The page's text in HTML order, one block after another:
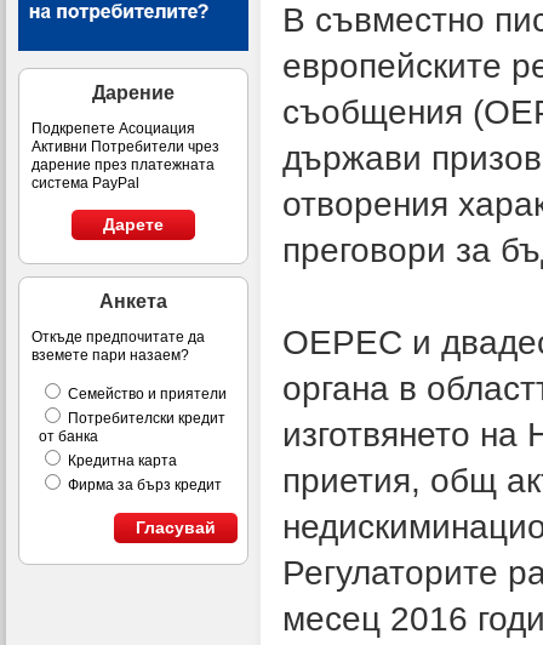
Дарение
Подкрепете Асоциация
Активни Потребители чрез
дарение през платежната
система PayPal
Дарете
Анкета
Откъде предпочитате да
вземете пари назаем?
Семейство и приятели
Потребителски кредит
от банка
Кредитна карта
Фирма за бърз кредит
Гласувай
В съвместно
европейските
съобщения
държави
отворения
преговори за
ОЕРЕС и
органа в
изготвянето на
приетия, общ
Регулаторите
месец 2016